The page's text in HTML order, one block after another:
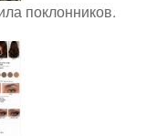
поклонников.